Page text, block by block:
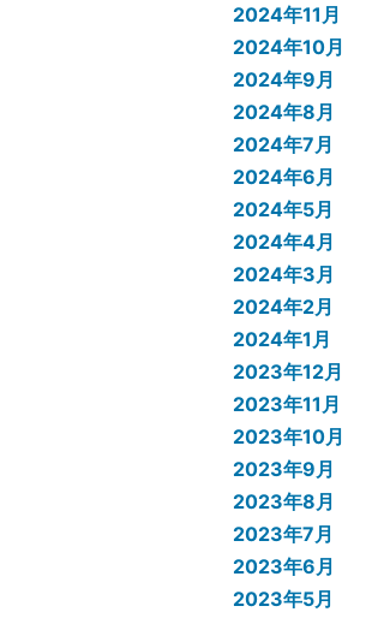
2024年11月
2024年10月
2024年9月
2024年8月
2024年7月
2024年6月
2024年5月
2024年4月
2024年3月
2024年2月
2024年1月
2023年12月
2023年11月
2023年10月
2023年9月
2023年8月
2023年7月
2023年6月
2023年5月